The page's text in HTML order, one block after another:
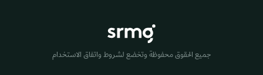
جميع الحقوق محفوظة وتخضع لشروط واتفاق الاستخدام